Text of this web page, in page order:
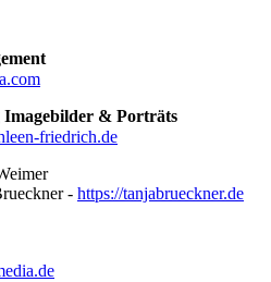
Imagebilder & Porträts
friedrich.de
- https://tanjabrueckner.de